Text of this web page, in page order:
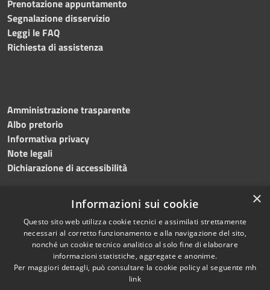
Prenotazione appuntamento
Segnalazione disservizio
Leggi le FAQ
Richiesta di assistenza
Amministrazione trasparente
Albo pretorio
Informativa privacy
Note legali
Dichiarazione di accessibilità
Accessibilità
Copyright © 2026 • Comune di
Salemi • Powered by
×
Informazioni sui cookie
Questo sito web utilizza cookie tecnici e assimilati strettamente
necessari al corretto funzionamento e alla navigazione del sito,
nonché un cookie tecnico analitico al solo fine di elaborare
informazioni statistiche, aggregate e anonime.
Per maggiori dettagli, può consultare la cookie policy al seguente mh
link